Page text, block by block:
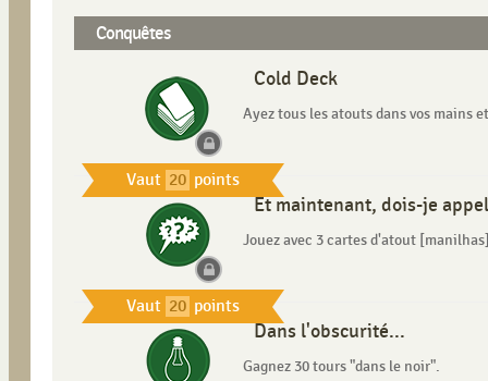
Conquêtes
Vaut 20 points
Cold Deck
Ayez tous les atouts dans vos mains
Vaut 20 points
Et maintenant, dois-je
Jouez avec 3 cartes d'atout
Dans l'obscurité...
Gagnez 30 tours "dans le noir".